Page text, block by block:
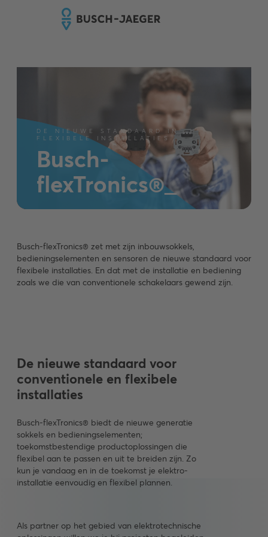
DE NIEUWE STANDAARD IN
FLEXIBELE INSTALLATIES
Busch-
flexTronics®_
Busch-flexTronics® zet met zijn inbouwsokkels,
bedieningselementen en sensoren de nieuwe standaard voor
flexibele installaties. En dat met de installatie en bediening
zoals we die van conventionele schakelaars gewend zijn.
De nieuwe standaard voor
conventionele en flexibele
installaties
Busch-flexTronics® biedt de nieuwe generatie
sokkels en bedieningselementen;
toekomstbestendige productoplossingen die
flexibel aan te passen en uit te breiden zijn. Zo
kun je vandaag en in de toekomst je elektro-
installatie eenvoudig en flexibel plannen.
Als partner op het gebied van elektrotechnische